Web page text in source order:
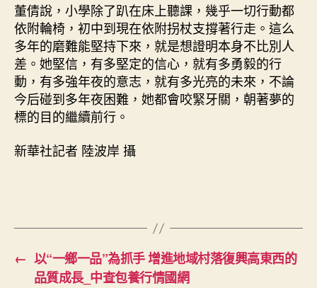
董倩說，小學除了趴在床上聽課，幾乎一切行動都
依附輪椅，初中到現在依附拐杖支撐著行走。這么
多年的磨難能堅持下來，就是想證明本身不比別人
差。她堅信，有多堅定的信心，就有多勇毅的行
動，有多強年夜的意志，就有多光亮的未來，不論
今后碰到多年夜困難，她都會咬緊牙關，朝著夢的
標的目的繼續前行。
新華社記者 陸波岸 攝
← 以“一鄉一品”為抓手 增進地域村落復興高東西的
品質成長_中查包養行情國網